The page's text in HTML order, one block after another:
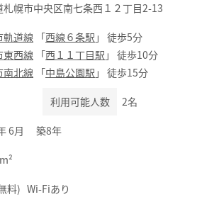
札幌市中央区南七条西１２丁目2-13
軌道線 「西線６条駅 」 徒歩5分
東西線 「西１１丁目駅 」 徒歩10分
南北線 「中島公園駅 」 徒歩15分
利用可能人数 2名
6月 築8年
料) Wi-Fiあり